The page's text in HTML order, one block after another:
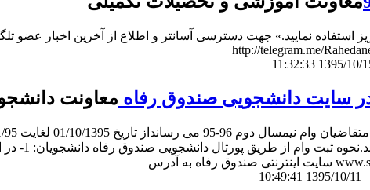
کامل امتحانات امتحانات نیمسال اول 95-96 از لینک ریز استفاده نمایید.» جهت دسترسی آسانتر و اطلاع از
http://telegram.me/
11:32:33 1395/10/
در سایت دانشجویی صندوق رفاه معاونت
10:49:41 1395/10/11